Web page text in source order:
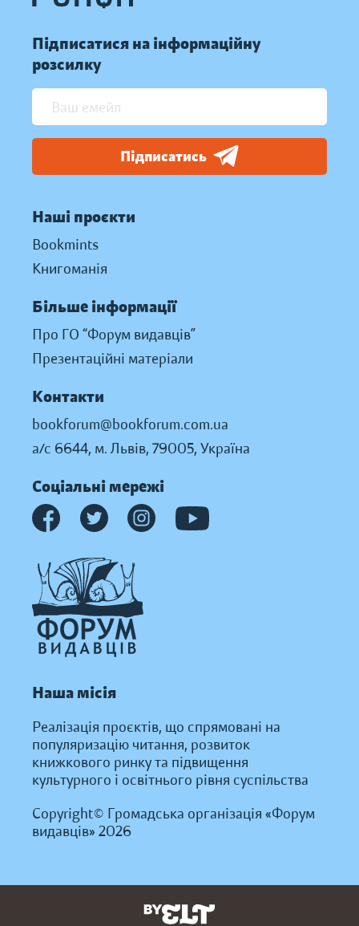
Підписатися на інформаційну
розсилку
Підписатись
Наші проєкти
Bookmints
Книгоманія
Більше інформації
Про ГО “Форум видавців”
Презентаційні матеріали
Контакти
bookforum@bookforum.com.ua
а/с 6644, м. Львів, 79005, Україна
Соціальні мережі
Наша місія
Реалізація проєктів, що спрямовані на
популяризацію читання, розвиток
книжкового ринку та підвищення
культурного і освітнього рівня суспільства
Copyright© Громадська організація «Форум
видавців» 2026